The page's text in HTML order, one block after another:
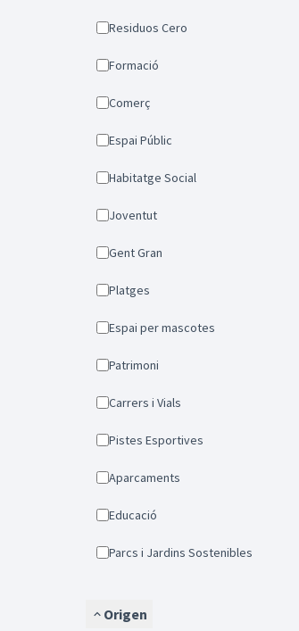
Residuos Cero
Formació
Comerç
Espai Públic
Habitatge Social
Joventut
Gent Gran
Platges
Espai per mascotes
Patrimoni
Carrers i Vials
Pistes Esportives
Aparcaments
Educació
Parcs i Jardins Sostenibles
Origen